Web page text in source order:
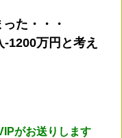
た・・・
1200万円と考え
がお送りします